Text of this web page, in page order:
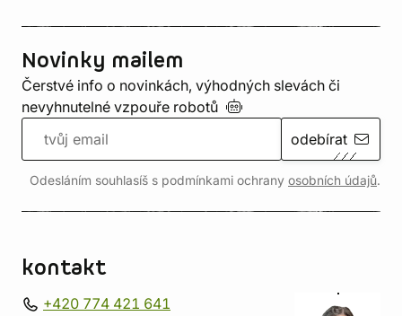
Novinky mailem
Čerstvé info o novinkách, výhodných slevách či
nevyhnutelné vzpouře robotů
odebírat
Odesláním souhlasíš s podmínkami ochrany osobních údajů.
kontakt
+420 774 421 641